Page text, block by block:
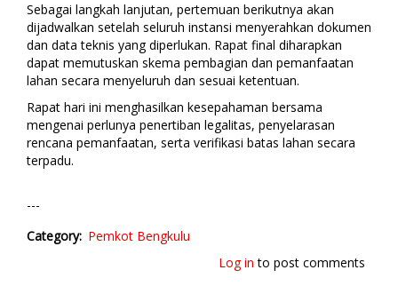
Sebagai langkah lanjutan, pertemuan berikutnya akan
dijadwalkan setelah seluruh instansi menyerahkan dokumen
dan data teknis yang diperlukan. Rapat final diharapkan
dapat memutuskan skema pembagian dan pemanfaatan
lahan secara menyeluruh dan sesuai ketentuan.
Rapat hari ini menghasilkan kesepahaman bersama
mengenai perlunya penertiban legalitas, penyelarasan
rencana pemanfaatan, serta verifikasi batas lahan secara
terpadu.
---
Category Pemkot Bengkulu
Log in to post comments